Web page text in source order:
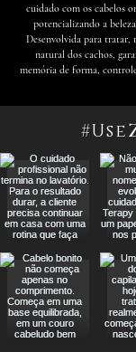
cuidado com os cabelos
potencializando a
Desenvolvida para tratar,
natural dos cachos,
memória de forma,